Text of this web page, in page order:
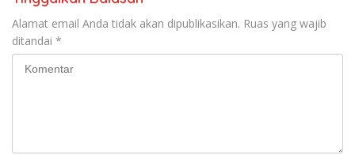
Alamat email Anda tidak akan dipublikasikan. Ruas yang wajib
ditandai *